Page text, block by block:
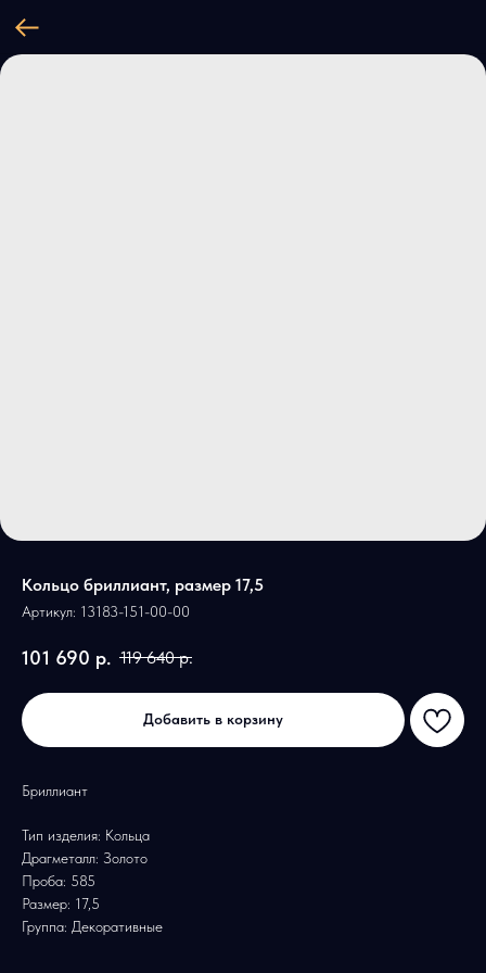
Кольцо бриллиант, размер 17,5
Артикул: 13183-151-00-00
101 690 р. 119 640 р.
Добавить в корзину
Бриллиант
Тип изделия: Кольца
Драгметалл: Золото
Проба: 585
Размер: 17,5
Группа: Декоративные